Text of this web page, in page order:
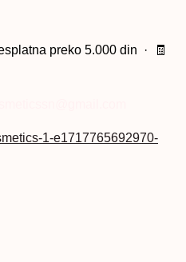
preko 5.000 din · 🧾